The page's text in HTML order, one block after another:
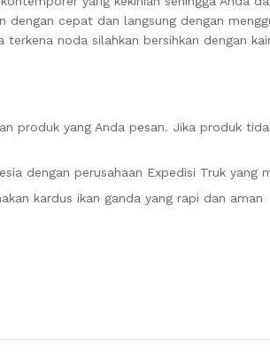
cepat dan langsung dengan
noda silahkan bersihkan dengan
produk yang Anda pesan. Jika produk
dengan perusahaan Expedisi Truk yang
kardus ikan ganda yang rapi dan aman